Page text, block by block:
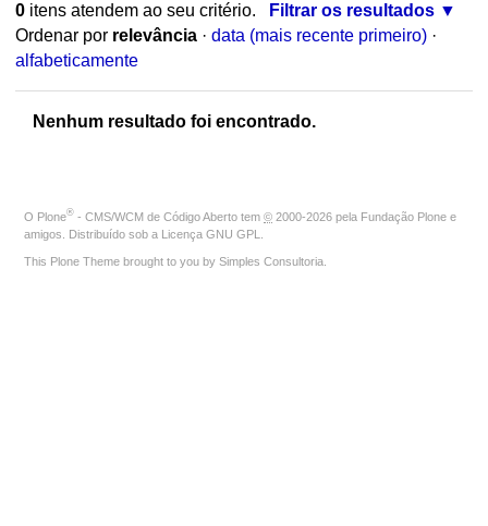
0itens atendem ao seu critério.
Filtrar os resultados
Ordenar por relevância · data (mais recente primeiro) ·
alfabeticamente
Nenhum resultado foi encontrado.
O Plone® - CMS/WCM de Código Aberto tem © 2000-2026 pela Fundação Plone e
amigos. Distribuído sob a Licença GNU GPL
This Plone Theme brought to you by Simples Consultoria